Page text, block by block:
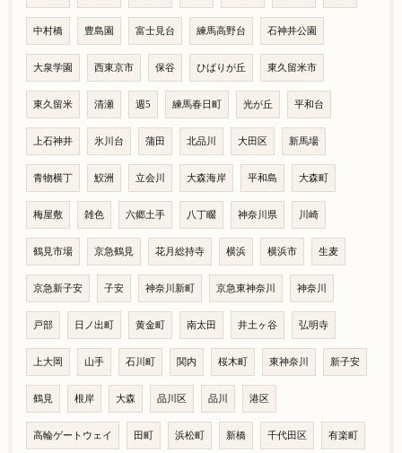
中村橋 豊島園 富士見台 練馬高野台 石神井公園
大泉学園 西東京市 保谷 ひばりが丘 東久留米市
東久留米 清瀬 週5 練馬春日町 光が丘 平和台
上石神井 氷川台 蒲田 北品川 大田区 新馬場
青物横丁 鮫洲 立会川 大森海岸 平和島 大森町
梅屋敷 雑色 六郷土手 八丁畷 神奈川県 川崎
鶴見市場 京急鶴見 花月総持寺 横浜 横浜市 生麦
京急新子安 子安 神奈川新町 京急東神奈川 神奈川
戸部 日ノ出町 黄金町 南太田 井土ヶ谷 弘明寺
上大岡 山手 石川町 関内 桜木町 東神奈川 新子安
鶴見 根岸 大森 品川区 品川 港区
高輪ゲートウェイ 田町 浜松町 新橋 千代田区 有楽町